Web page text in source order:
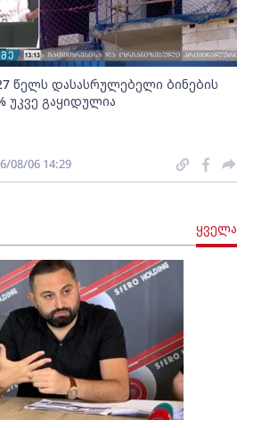
წელს დასასრულებელი ბინების
უკვე გაყიდულია
08/06 14:29
ყველა